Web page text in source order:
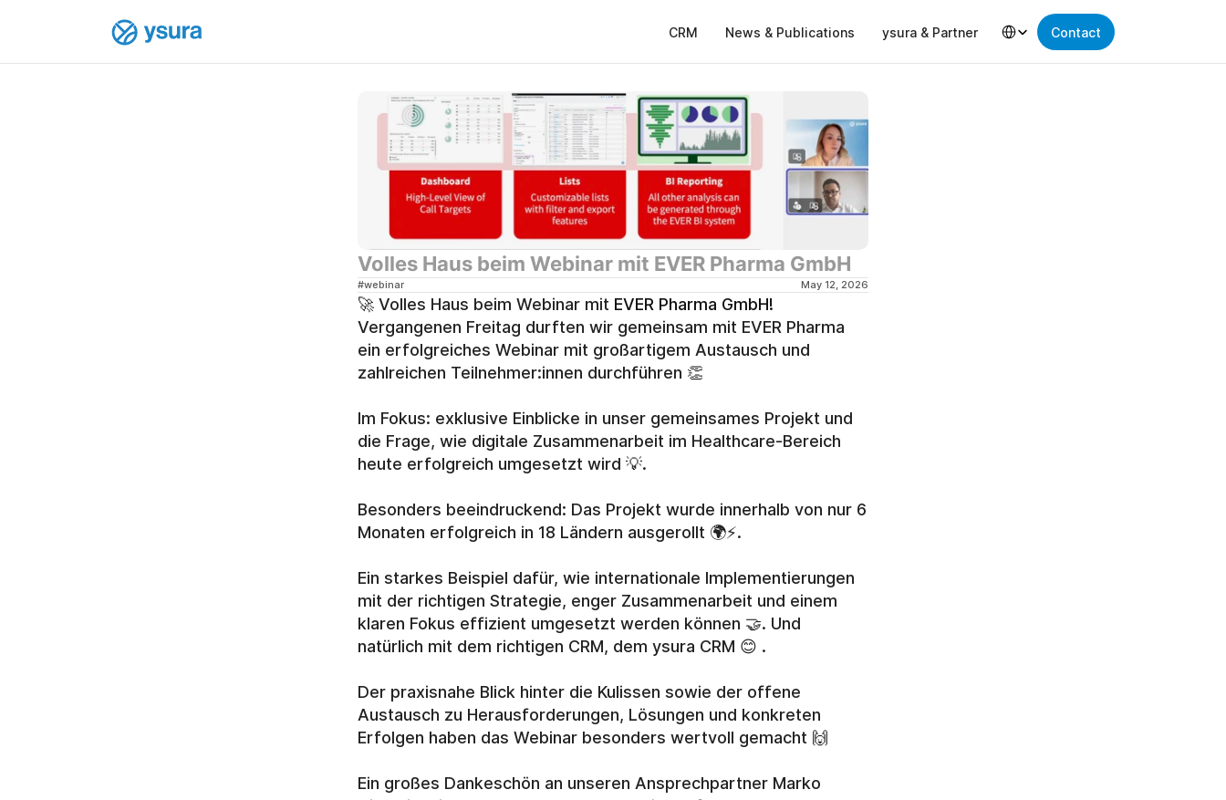
CRM News & Publications ysura & Partner
Select Language
Contact
Volles Haus beim Webinar mit EVER Pharma GmbH
#webinar May 12, 2026
🚀 Volles Haus beim Webinar mit EVER Pharma GmbH!
Vergangenen Freitag durften wir gemeinsam mit EVER Pharma
ein erfolgreiches Webinar mit großartigem Austausch und
zahlreichen Teilnehmer:innen durchführen 👏
Im Fokus: exklusive Einblicke in unser gemeinsames Projekt und
die Frage, wie digitale Zusammenarbeit im Healthcare-Bereich
heute erfolgreich umgesetzt wird 💡.
Besonders beeindruckend: Das Projekt wurde innerhalb von nur 6
Monaten erfolgreich in 18 Ländern ausgerollt 🌍⚡.
Ein starkes Beispiel dafür, wie internationale Implementierungen
mit der richtigen Strategie, enger Zusammenarbeit und einem
klaren Fokus effizient umgesetzt werden können 🤝. Und
natürlich mit dem richtigen CRM, dem ysura CRM 😊 .
Der praxisnahe Blick hinter die Kulissen sowie der offene
Austausch zu Herausforderungen, Lösungen und konkreten
Erfolgen haben das Webinar besonders wertvoll gemacht 🙌
Ein großes Dankeschön an unseren Ansprechpartner Marko